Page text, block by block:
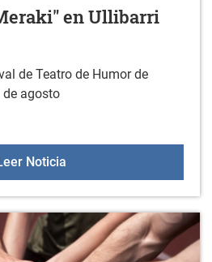
en Ullibarri
de Teatro de Humor de
de agosto
NoticiaEspectáculo "Meraki" en